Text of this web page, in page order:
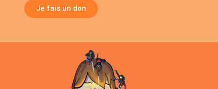
Je fais un don